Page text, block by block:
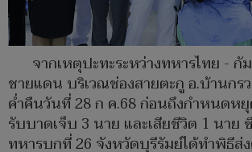
จากเหตุปะทะระหว่างทหารไทย -
ชายแดน บริเวณช่องสายตะกู อ.บ้านกร
ค่ำคืนวันที่ 28 ก ค.68 ก่อนถึงกำหนดห
รับบาดเจ็บ 3 นาย และเสียชีวิต 1 นาย
ทหารบกที่ 26 จังหวัดบุรีรัมย์ได้ทำพิธีส่